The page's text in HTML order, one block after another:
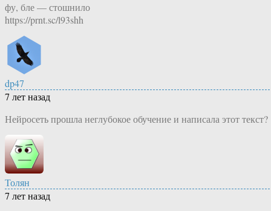
фу, бле — стошнило
https://prnt.sc/l93shh
dp47
7 лет назад
Нейросеть прошла неглубокое обучение и написала этот текст?
Толян
7 лет назад